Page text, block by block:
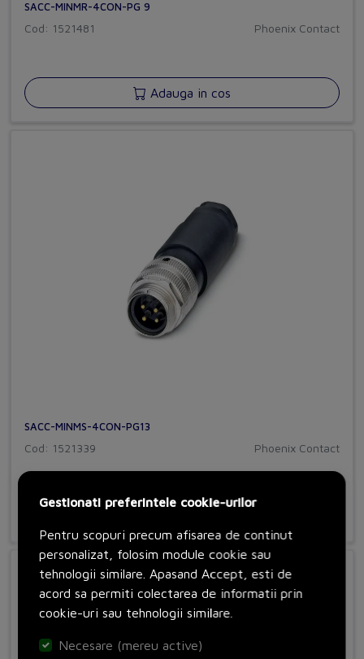
SACC-MINMR-4CON-PG 9
Cod: 1521481 Phoenix Contact
Adauga in cos
SACC-MINMS-4CON-PG13
Cod: 1521339 Phoenix Contact
Gestionati preferintele cookie-urilor
Pentru scopuri precum afisarea de continut
personalizat, folosim module cookie sau
tehnologii similare. Apasand Accept, esti de
acord sa permiti colectarea de informatii prin
cookie-uri sau tehnologii similare.
Necesare (mereu active)